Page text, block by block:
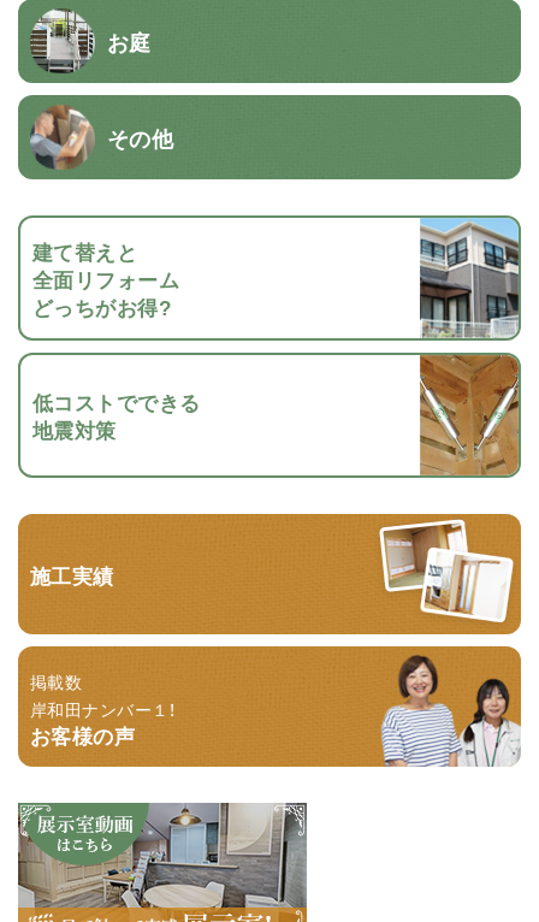
お庭
その他
建て替えと
全面リフォーム
どっちがお得?
低コストでできる
地震対策
施工実績
掲載数
岸和田ナンバー１！
お客様の声